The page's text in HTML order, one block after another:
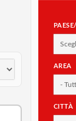
AREA
-
CITTÀ